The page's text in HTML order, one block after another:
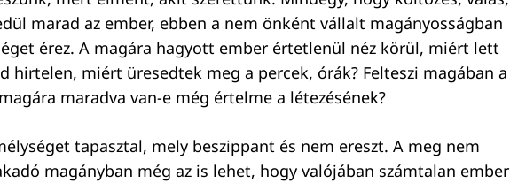
marad az ember, ebben a nem önként vállalt magányosságban
érez. A magára hagyott ember értetlenül néz körül, miért lett
hirtelen, miért üresedtek meg a percek, órák? Felteszi magában a
maradva van-e még értelme a létezésének?
tapasztal, mely beszippant és nem ereszt. A meg nem
magányban még az is lehet, hogy valójában számtalan ember